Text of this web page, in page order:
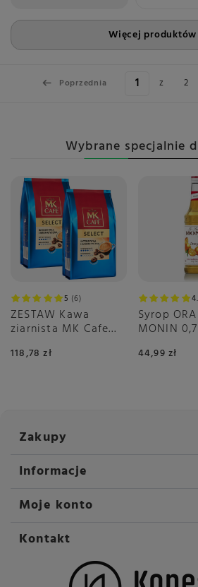
Więcej produktów
Poprzednia z 2
Wybrane specjalnie
5 6
ZESTAW Kawa
ziarnista MK Cafe
118,78 zł
Syrop
MONIN
44,99 zł
Zakupy
Informacje
Moje konto
Kontakt